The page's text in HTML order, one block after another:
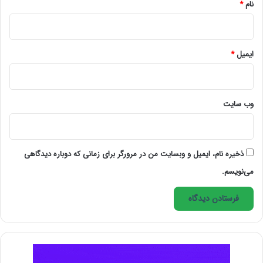
می‌رسد انتخاب می‌کنند و کار را به او می‌سپارند. با این
حال، احتمال اینکه آن فرد مناسب آن پروژه نباشد،
بسیار زیاد است.
فریلنسر خوب و حرفه‌ای پیدا نکنند، خودشان دست به
پروژه‌هایشان می‌پردازند. این کار شانس موفقیت پروژۀ
آن‌ها را افزایش می‌دهد، ولی توانایی آن‌ها را برای
تمرکز بر وظایف مهم و اصلی‌شان بسیار کم خواهد کرد.
همان‌طور که متوجه شدید، هیچ کدام از این دو راه ایده‌آل
نیستند. اما نگران نباشید. ما راهی عالی برای حرکت به جلو و
نام*
ایمیل*
وب‌ سایت
ذخیره نام، ایمیل و وبسایت من در مرورگر برای زمانی که دوباره دیدگاهی
می‌نویسم.